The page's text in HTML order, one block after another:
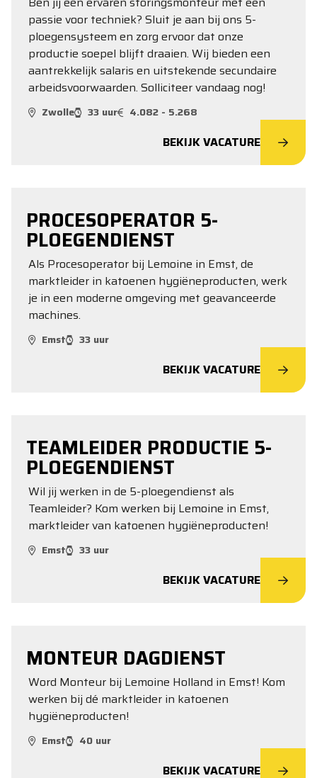
passie voor techniek? Sluit je aan bij ons 5-
ploegensysteem en zorg ervoor dat onze
productie soepel blijft draaien. Wij bieden een
aantrekkelijk salaris en uitstekende secundaire
arbeidsvoorwaarden. Solliciteer vandaag nog!
Zwolle 33 uur 4.082 - 5.268
BEKIJK VACATURE
PROCESOPERATOR 5-
PLOEGENDIENST
Als Procesoperator bij Lemoine in Emst, de
marktleider in katoenen hygiëneproducten, werk
je in een moderne omgeving met geavanceerde
machines.
Emst 33 uur
BEKIJK VACATURE
TEAMLEIDER PRODUCTIE 5-
PLOEGENDIENST
Wil jij werken in de 5-ploegendienst als
Teamleider? Kom werken bij Lemoine in Emst,
marktleider van katoenen hygiëneproducten!
Emst 33 uur
BEKIJK VACATURE
MONTEUR DAGDIENST
Word Monteur bij Lemoine Holland in Emst! Kom
werken bij dé marktleider in katoenen
hygiëneproducten!
Emst 40 uur
BEKIJK VACATURE